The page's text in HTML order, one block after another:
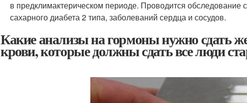
в предклимактерическом периоде. Проводится обследование
сахарного диабета 2 типа, заболеваний сердца и сосудов.
Какие анализы на гормоны нужно сдать
крови, которые должны сдать все люди